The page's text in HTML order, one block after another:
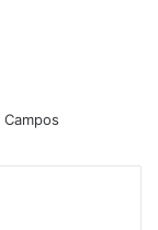
Campos